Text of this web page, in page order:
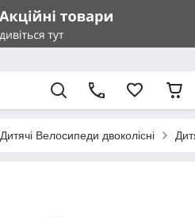
Дитячі Велосипеди двоколісні